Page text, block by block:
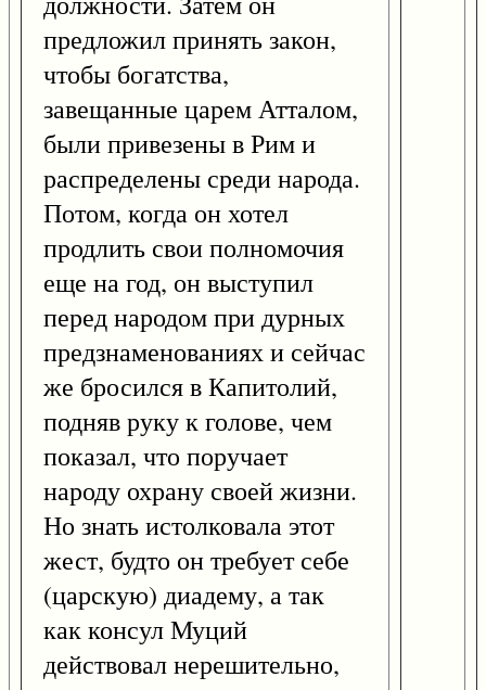
предложил принять закон,
чтобы богатства,
завещанные царем Атталом,
были привезены в Рим и
распределены среди народа.
Потом, когда он хотел
продлить свои полномочия
еще на год, он выступил
перед народом при дурных
предзнаменованиях и сейчас
же бросился в Капитолий,
подняв руку к голове, чем
показал, что поручает
народу охрану своей жизни.
Но знать истолковала этот
жест, будто он требует себе
(царскую) диадему, а так
как консул Муций
действовал нерешительно,